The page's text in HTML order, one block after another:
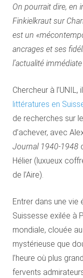
On pourrait dire, en
Finkielkraut sur
est un
ancrages et ses
l’actualité
Chercheur à
littératures en
de recherches sur
d’achever, avec
Journal 1940-1948
Hélier (luxueux
de l’Aire).
Entrer dans une
Suissesse exilée à
mondiale, clouée
mystérieuse que
l’heure où plus
fervents